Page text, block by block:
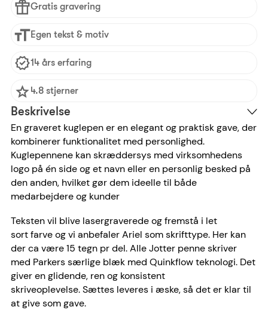
Gratis gravering
Egen tekst & motiv
14 års erfaring
4.8 stjerner
Beskrivelse
En graveret kuglepen er en elegant og praktisk gave, der
kombinerer funktionalitet med personlighed.
Kuglepennene kan skræddersys med virksomhedens
logo på én side og et navn eller en personlig besked på
den anden, hvilket gør dem ideelle til både
medarbejdere og kunder
Teksten vil blive lasergraverede og fremstå i let
sort farve og vi anbefaler Ariel som skrifttype. Her kan
der ca være 15 tegn pr del. Alle Jotter penne skriver
med Parkers særlige blæk med Quinkflow teknologi. Det
giver en glidende, ren og konsistent
skriveoplevelse.Sættes leveres i æske, så det er klar til
at give som gave.